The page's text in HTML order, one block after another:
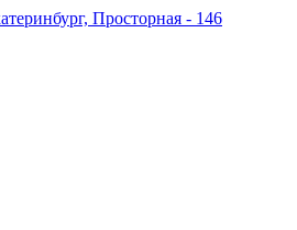
Просторная - 146